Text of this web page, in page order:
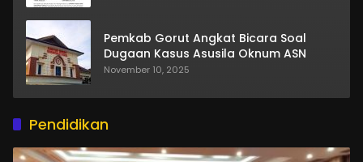
Pemkab Gorut Angkat Bicara Soal
Dugaan Kasus Asusila Oknum ASN
November 10, 2025
Pendidikan